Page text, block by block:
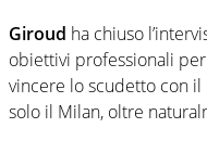
Giroud ha chiuso
obiettivi professionali
vincere lo scudetto con il
solo il Milan, oltre